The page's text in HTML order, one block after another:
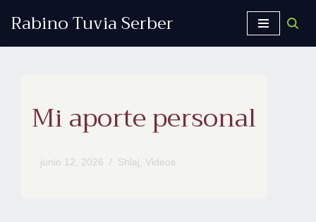
Rabino Tuvia Serber
Mi aporte personal
junio 12, 2026 Shlaj, Videos